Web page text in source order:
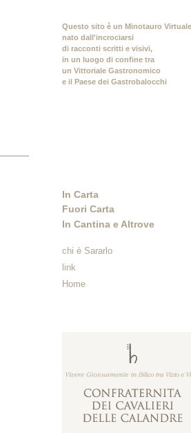
Questo sito è un Minotauro
nato dall'incrociarsi
di racconti scritti e visivi,
in un luogo di confine tra
un Vittoriale Gastronomico
e il Paese dei Gastrobalocchi
In Carta
Fuori Carta
In Cantina e Altrove
chi è Sararlo
link
Home